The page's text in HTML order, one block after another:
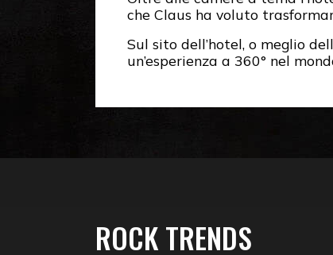
che Claus ha voluto
Sul sito dell’hotel, o meglio
un’esperienza a 360° nel
ROCK TRENDS